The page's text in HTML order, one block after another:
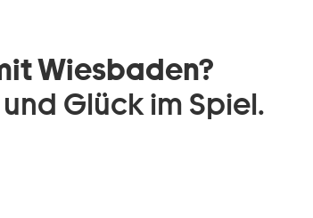
Wiesbaden?
Glück im Spiel.